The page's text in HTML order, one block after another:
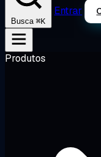
Busca ⌘K
Entrar
Produtos